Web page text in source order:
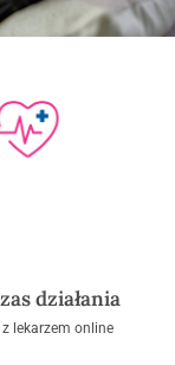
działania
lekarzem online